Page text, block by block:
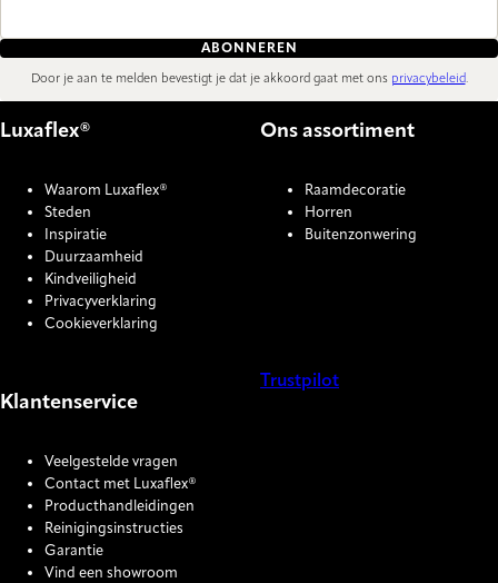
ABONNEREN
Door je aan te melden bevestigt je dat je akkoord gaat met ons privacybeleid.
Luxaflex®
Waarom Luxaflex®
Steden
Inspiratie
Duurzaamheid
Kindveiligheid
Privacyverklaring
Cookieverklaring
Ons assortiment
Raamdecoratie
Horren
Buitenzonwering
Klantenservice
Veelgestelde vragen
Contact met Luxaflex®
Producthandleidingen
Reinigingsinstructies
Garantie
Vind een showroom
Trustpilot